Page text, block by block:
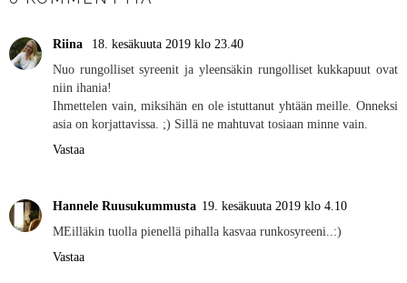
Riina
18. kesäkuuta 2019 klo 23.40
Nuo rungolliset syreenit ja yleensäkin rungolliset kukkapuut ovat
niin ihania!
Ihmettelen vain, miksihän en ole istuttanut yhtään meille. Onneksi
asia on korjattavissa. ;) Sillä ne mahtuvat tosiaan minne vain.
Vastaa
Hannele Ruusukummusta 19. kesäkuuta 2019 klo 4.10
MEilläkin tuolla pienellä pihalla kasvaa runkosyreeni..:)
Vastaa